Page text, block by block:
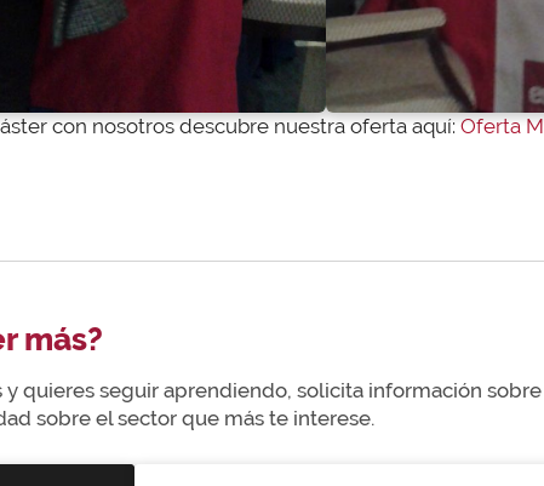
con nosotros descubre nuestra oferta aquí: Oferta
más?
y quieres seguir aprendiendo, solicita información
sobre el sector que más te interese.